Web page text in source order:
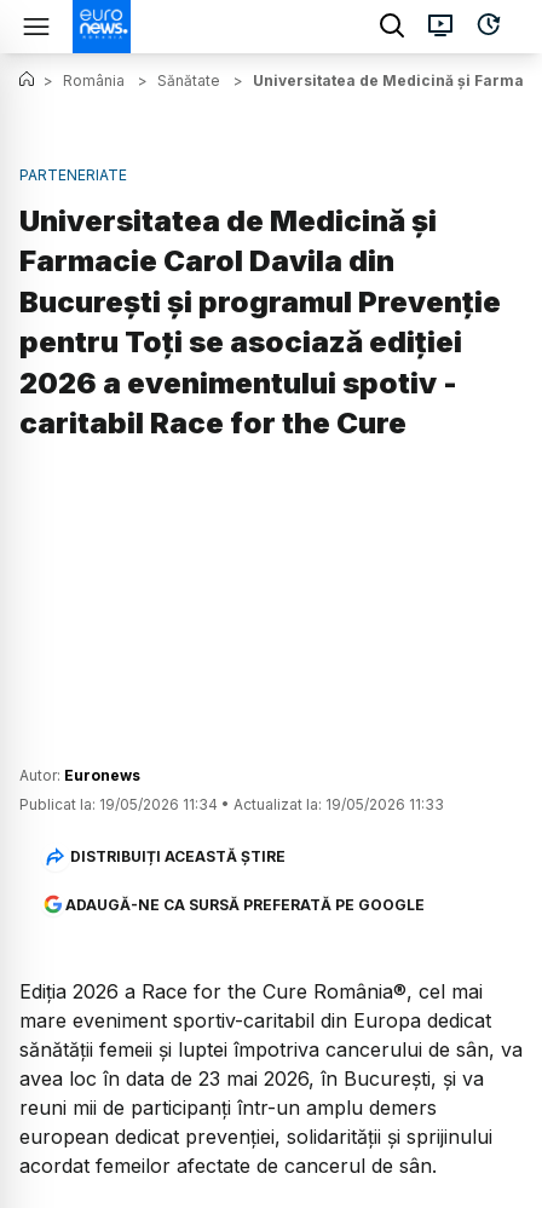
> România > Sănătate > Universitatea de Medicină și
PARTENERIATE
Universitatea de Medicină și
Farmacie Carol Davila din
București și programul Prevenție
pentru Toți se asociază ediției
2026 a evenimentului spotiv -
caritabil Race for the Cure
Autor: Euronews
Publicat la: 19/05/2026 11:34 • Actualizat la: 19/05/2026 11:33
DISTRIBUIȚI ACEASTĂ ȘTIRE
ADAUGĂ-NE CA SURSĂ PREFERATĂ PE GOOGLE
Ediția 2026 a Race for the Cure România®, cel mai
mare eveniment sportiv-caritabil din Europa dedicat
sănătății femeii și luptei împotriva cancerului de sân, va
avea loc în data de 23 mai 2026, în București, și va
reuni mii de participanți într-un amplu demers
european dedicat prevenției, solidarității și sprijinului
acordat femeilor afectate de cancerul de sân.